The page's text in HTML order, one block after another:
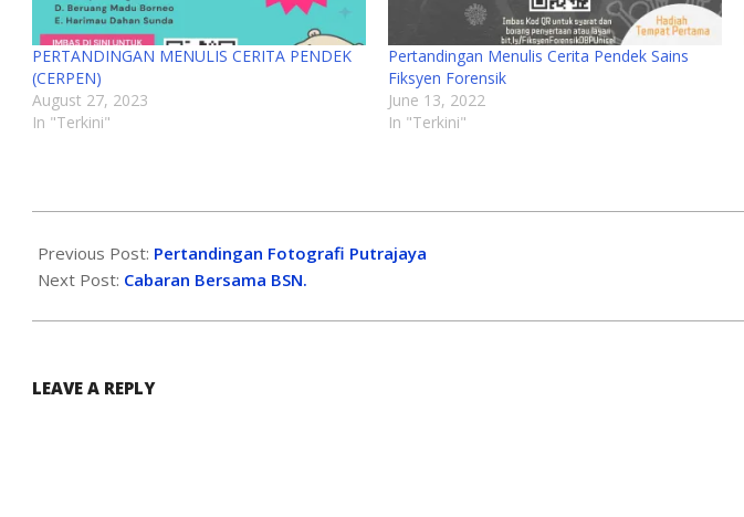
PERTANDINGAN MENULIS CERITA PENDEK
(CERPEN)
August 27, 2023
In "Terkini"
Pertandingan Menulis Cerita Pendek Sains
Fiksyen Forensik
June 13, 2022
In "Terkini"
Previous Post: Pertandingan Fotografi Putrajaya
Next Post: Cabaran Bersama BSN.
LEAVE A REPLY